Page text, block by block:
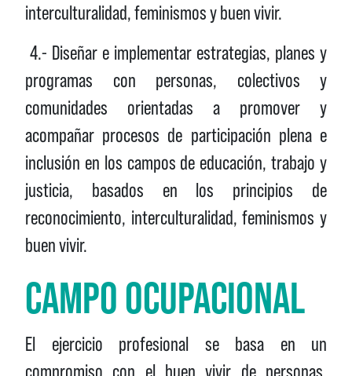
interculturalidad, feminismos y buen vivir.
4.- Diseñar e implementar estrategias, planes y
programas con personas, colectivos y
comunidades orientadas a promover y
acompañar procesos de participación plena e
inclusión en los campos de educación, trabajo y
justicia, basados en los principios de
reconocimiento, interculturalidad, feminismos y
buen vivir.
CAMPO OCUPACIONAL
El ejercicio profesional se basa en un